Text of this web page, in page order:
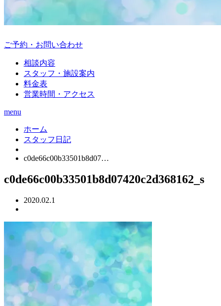
ご予約・お問い合わせ
相談内容
スタッフ・施設案内
料金表
営業時間・アクセス
menu
ホーム
スタッフ日記
c0de66c00b33501b8d07…
c0de66c00b33501b8d07420c2d368162_s
2020.02.1